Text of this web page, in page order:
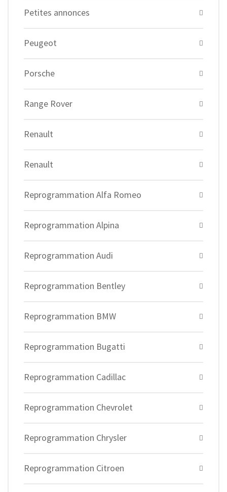
Petites annonces
Peugeot
Porsche
Range Rover
Renault
Renault
Reprogrammation Alfa Romeo
Reprogrammation Alpina
Reprogrammation Audi
Reprogrammation Bentley
Reprogrammation BMW
Reprogrammation Bugatti
Reprogrammation Cadillac
Reprogrammation Chevrolet
Reprogrammation Chrysler
Reprogrammation Citroen